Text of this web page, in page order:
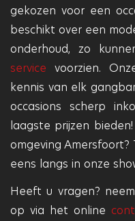
gekozen voor een
beschikt over een
onderhoud, zo
service voorzien.
kennis van elk
occasions scherp
laagste prijzen
omgeving
eens langs in onze
Heeft u vragen?
op via het online